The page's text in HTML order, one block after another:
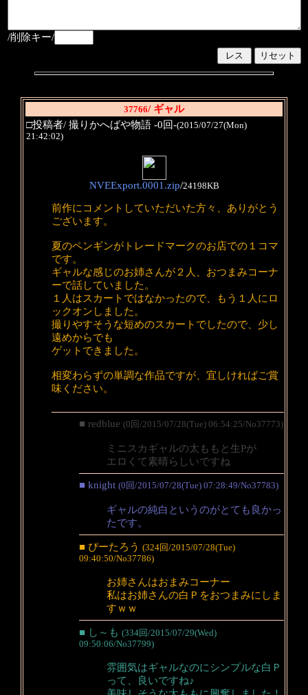
/削除キー/
37766/ ギャル
□投稿者/ 撮りかへばや物語 -0回-(2015/07/27(Mon)
21:42:02)
NVEExport.0001.zip/24198KB
前作にコメントしていただいた方々、ありがとう
ございます。
夏のペンギンがトレードマークのお店での１コマ
です。
ギャルな感じのお姉さんが２人、おつまみコーナ
ーで話していました。
１人はスカートではなかったので、もう１人にロ
ックオンしました。
撮りやすそうな短めのスカートでしたので、少し
遠めからでも
ゲットできました。
相変わらずの単調な作品ですが、宜しければご賞
味ください。
■ redblue (0回/2015/07/28(Tue) 06:54:25/No37773)
ミニスカギャルの太ももと生Pが
エロくて素晴らしいですね
■ knight (0回/2015/07/28(Tue) 07:28:49/No37783)
ギャルの純白というのがとても良かっ
たです。
■ ぴーたろう (324回/2015/07/28(Tue)
09:40:50/No37786)
お姉さんはおまみコーナー
私はお姉さんの白Ｐをおつまみにしま
すｗｗ
■ し～も (334回/2015/07/29(Wed)
09:50:06/No37799)
雰囲気はギャルなのにシンプルな白Ｐ
って、良いですね♪